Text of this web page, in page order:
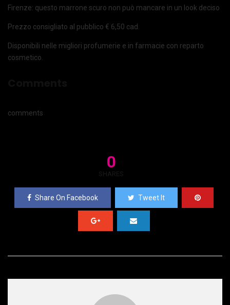
Firenze: questo marrone scuro non può mancare in un look deciso
Prezzo consigliato al pubblico € 6,50 cad.
Disponibili nelle migliori profumerie e in farmacie con reparto
cosmetico.
comments
0
SHARES
Share On Facebook Tweet It